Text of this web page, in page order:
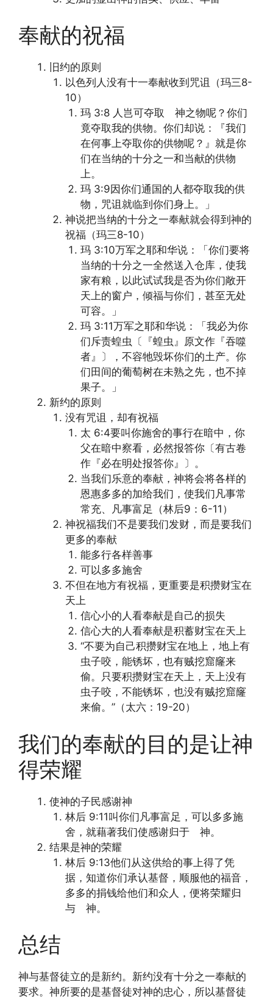
奉献的祝福
旧约的原则
以色列人没有十一奉献收到咒诅（玛三8-
10）
玛 3:8 人岂可夺取 神之物呢？你们
竟夺取我的供物。你们却说：『我们
在何事上夺取你的供物呢？』就是你
们在当纳的十分之一和当献的供物
上。
玛 3:9因你们通国的人都夺取我的供
物，咒诅就临到你们身上。」
神说把当纳的十分之一奉献就会得到神的
祝福（玛三8-10）
玛 3:10万军之耶和华说：「你们要将
当纳的十分之一全然送入仓库，使我
家有粮，以此试试我是否为你们敞开
天上的窗户，倾福与你们，甚至无处
可容。」
玛 3:11万军之耶和华说：「我必为你
们斥责蝗虫〔『蝗虫』原文作『吞噬
者』〕，不容牠毁坏你们的土产。你
们田间的葡萄树在未熟之先，也不掉
果子。」
新约的原则
没有咒诅，却有祝福
太 6:4要叫你施舍的事行在暗中，你
父在暗中察看，必然报答你〔有古卷
作『必在明处报答你』〕。
当我们乐意的奉献，神将会将各样的
恩惠多多的加给我们，使我们凡事常
常充、凡事富足（林后9：6-11）
神祝福我们不是要我们发财，而是要我们
更多的奉献
能多行各样善事
可以多多施舍
不但在地方有祝福，更重要是积攒财宝在
天上
信心小的人看奉献是自己的损失
信心大的人看奉献是积蓄财宝在天上
“不要为自己积攒财宝在地上，地上有
虫子咬，能锈坏，也有贼挖窟窿来
偷。只要积攒财宝在天上，天上没有
虫子咬，不能锈坏，也没有贼挖窟窿
来偷。”（太六：19-20）
我们的奉献的目的是让神
得荣耀
使神的子民感谢神
林后 9:11叫你们凡事富足，可以多多施
舍，就藉著我们使感谢归于 神。
结果是神的荣耀
林后 9:13他们从这供给的事上得了凭
据，知道你们承认基督，顺服他的福音，
多多的捐钱给他们和众人，便将荣耀归
与 神。
总结
神与基督徒立的是新约。新约没有十分之一奉献的
要求。神所要的是基督徒对神的忠心，所以基督徒